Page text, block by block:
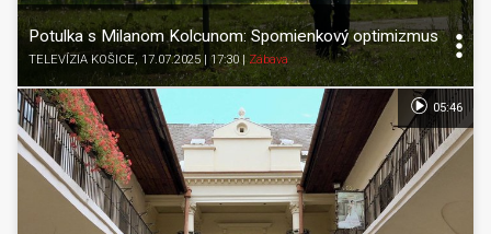
Potulka s Milanom Kolcunom: Spomienkový optimizmus
TELEVÍZIA KOŠICE , 17.07.2025 | 17:30 | Zábava
05:46